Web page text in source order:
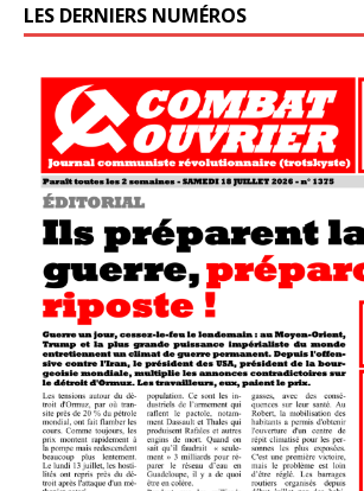
LES DERNIERS NUMÉROS